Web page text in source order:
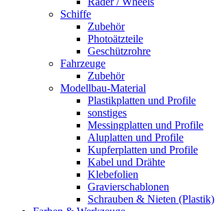
Schiffe
Zubehör
Photoätzteile
Geschützrohre
Fahrzeuge
Zubehör
Modellbau-Material
Plastikplatten und Profile
sonstiges
Messingplatten und Profile
Aluplatten und Profile
Kupferplatten und Profile
Kabel und Drähte
Klebefolien
Gravierschablonen
Schrauben & Nieten (Plastik)